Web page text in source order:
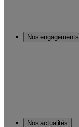
Nos engagements
Nos actualités